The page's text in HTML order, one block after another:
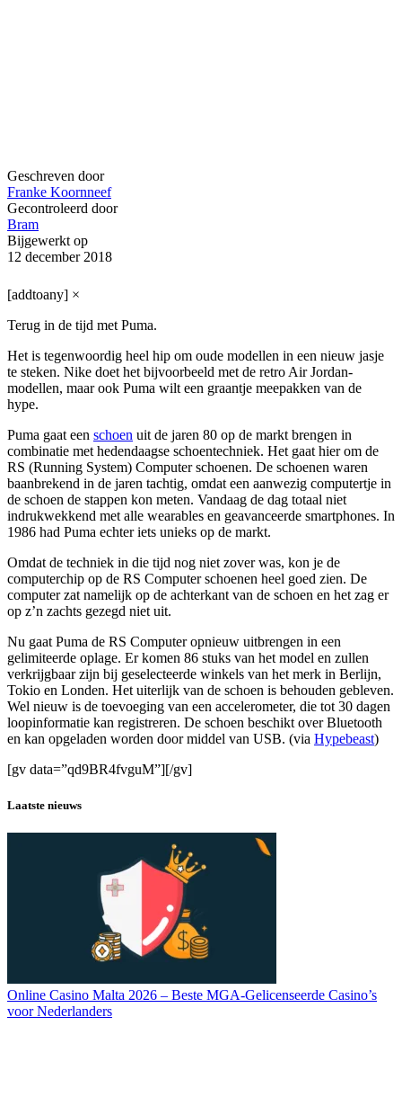
Geschreven door
Franke Koornneef
Gecontroleerd door
Bram
Bijgewerkt op
12 december 2018
[addtoany] ×
Terug in de tijd met Puma.
Het is tegenwoordig heel hip om oude modellen in een nieuw jasje
te steken. Nike doet het bijvoorbeeld met de retro Air Jordan-
modellen, maar ook Puma wilt een graantje meepakken van de
hype.
Puma gaat een schoen uit de jaren 80 op de markt brengen in
combinatie met hedendaagse schoentechniek. Het gaat hier om de
RS (Running System) Computer schoenen. De schoenen waren
baanbrekend in de jaren tachtig, omdat een aanwezig computertje in
de schoen de stappen kon meten. Vandaag de dag totaal niet
indrukwekkend met alle wearables en geavanceerde smartphones. In
1986 had Puma echter iets unieks op de markt.
Omdat de techniek in die tijd nog niet zover was, kon je de
computerchip op de RS Computer schoenen heel goed zien. De
computer zat namelijk op de achterkant van de schoen en het zag er
op z’n zachts gezegd niet uit.
Nu gaat Puma de RS Computer opnieuw uitbrengen in een
gelimiteerde oplage. Er komen 86 stuks van het model en zullen
verkrijgbaar zijn bij geselecteerde winkels van het merk in Berlijn,
Tokio en Londen. Het uiterlijk van de schoen is behouden gebleven.
Wel nieuw is de toevoeging van een accelerometer, die tot 30 dagen
loopinformatie kan registreren. De schoen beschikt over Bluetooth
en kan opgeladen worden door middel van USB. (via Hypebeast)
[gv data=”qd9BR4fvguM”][/gv]
Laatste nieuws
Online Casino Malta 2026 – Beste MGA-Gelicenseerde Casino’s
voor Nederlanders